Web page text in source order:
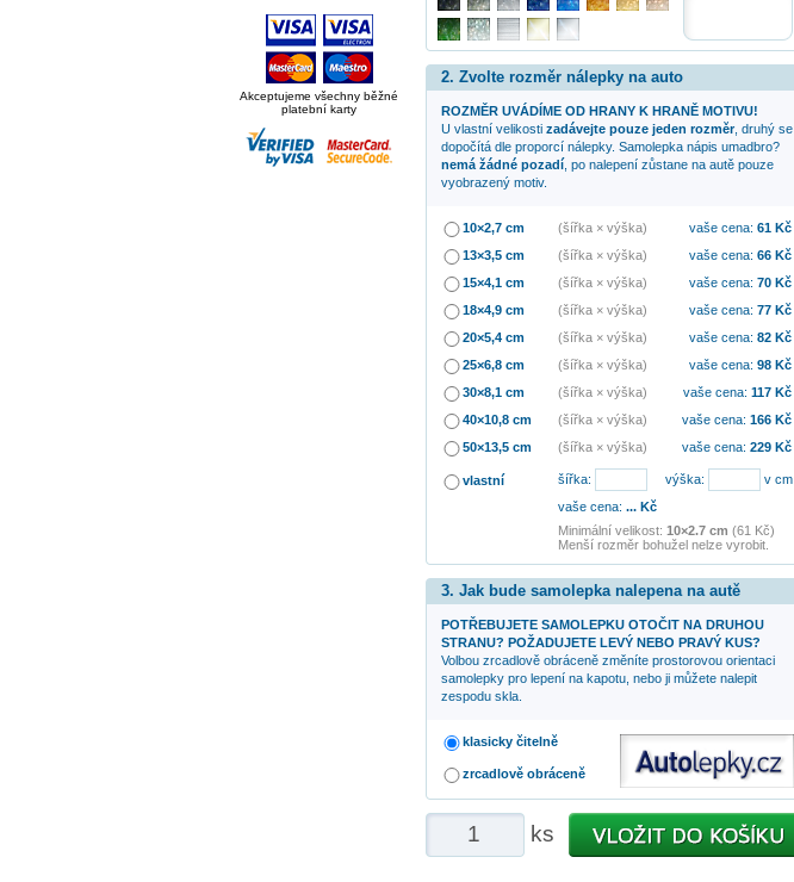
Akceptujeme všechny běžné
platební karty
2. Zvolte rozměr nálepky na auto
ROZMĚR UVÁDÍME OD HRANY K HRANĚ MOTIVU!
U vlastní velikosti zadávejte pouze jeden rozměr, druhý se
dopočítá dle proporcí nálepky. Samolepka nápis umadbro?
nemá žádné pozadí, po nalepení zůstane na autě pouze
vyobrazený motiv.
10×2,7 cm (šířka × výška) vaše cena: 61Kč
13×3,5 cm
(šířka × výška) vaše cena: 66Kč
15×4,1 cm
(šířka × výška) vaše cena: 70Kč
18×4,9 cm
(šířka × výška) vaše cena: 77Kč
20×5,4 cm
(šířka × výška) vaše cena: 82Kč
25×6,8 cm
(šířka × výška) vaše cena: 98Kč
30×8,1 cm
(šířka × výška) vaše cena: 117Kč
40×10,8 cm
(šířka × výška) vaše cena: 166Kč
50×13,5 cm
(šířka × výška) vaše cena: 229Kč
vlastní šířka: výška:
v cm
vaše cena: ...Kč
Minimální velikost: 10×2.7 cm (61 Kč)
Menší rozměr bohužel nelze vyrobit.
3. Jak bude samolepka nalepena na autě
POTŘEBUJETE SAMOLEPKU OTOČIT NA DRUHOU
STRANU? POŽADUJETE LEVÝ NEBO PRAVÝ KUS?
Volbou zrcadlově obráceně změníte prostorovou orientaci
samolepky pro lepení na kapotu, nebo ji můžete nalepit
zespodu skla.
klasicky čitelně
zrcadlově obráceně
ks